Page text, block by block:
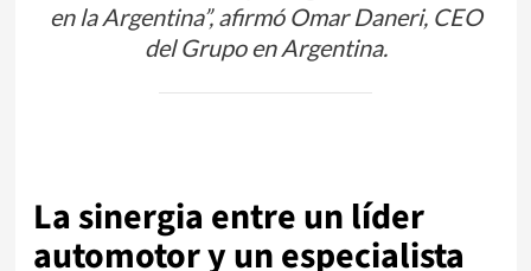
en la Argentina”, afirmó Omar Daneri, CEO
del Grupo en Argentina.
La sinergia entre un líder
automotor y un especialista